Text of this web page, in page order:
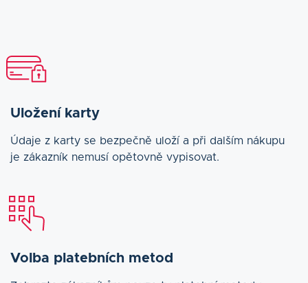
Uložení karty
Údaje z karty se bezpečně uloží a při dalším nákupu
je zákazník nemusí opětovně vypisovat.
Volba platebních metod